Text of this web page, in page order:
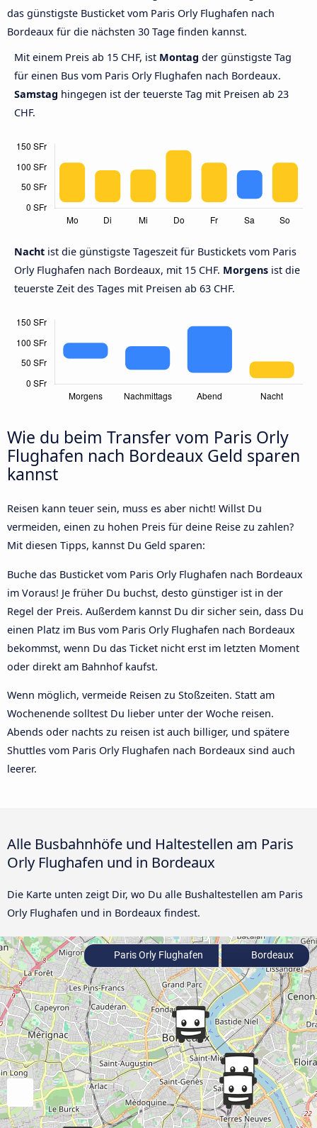
das günstigste Busticket vom Paris Orly Flughafen nach
Bordeaux für die nächsten 30 Tage finden kannst.
Mit einem Preis ab 15 CHF, ist Montag der günstigste Tag
für einen Bus vom Paris Orly Flughafen nach Bordeaux.
Samstag hingegen ist der teuerste Tag mit Preisen ab 23
CHF.
Nacht ist die günstigste Tageszeit für Bustickets vom Paris
Orly Flughafen nach Bordeaux, mit 15 CHF. Morgens ist die
teuerste Zeit des Tages mit Preisen ab 63 CHF.
Wie du beim Transfer vom Paris Orly
Flughafen nach Bordeaux Geld sparen
kannst
Reisen kann teuer sein, muss es aber nicht! Willst Du
vermeiden, einen zu hohen Preis für deine Reise zu zahlen?
Mit diesen Tipps, kannst Du Geld sparen:
Buche das Busticket vom Paris Orly Flughafen nach Bordeaux
im Voraus! Je früher Du buchst, desto günstiger ist in der
Regel der Preis. Außerdem kannst Du dir sicher sein, dass Du
einen Platz im Bus vom Paris Orly Flughafen nach Bordeaux
bekommst, wenn Du das Ticket nicht erst im letzten Moment
oder direkt am Bahnhof kaufst.
Wenn möglich, vermeide Reisen zu Stoßzeiten. Statt am
Wochenende solltest Du lieber unter der Woche reisen.
Abends oder nachts zu reisen ist auch billiger, und spätere
Shuttles vom Paris Orly Flughafen nach Bordeaux sind auch
leerer.
Alle Busbahnhöfe und Haltestellen am Paris
Orly Flughafen und in Bordeaux
Die Karte unten zeigt Dir, wo Du alle Bushaltestellen am Paris
Orly Flughafen und in Bordeaux findest.
Paris Orly Flughafen Bordeaux